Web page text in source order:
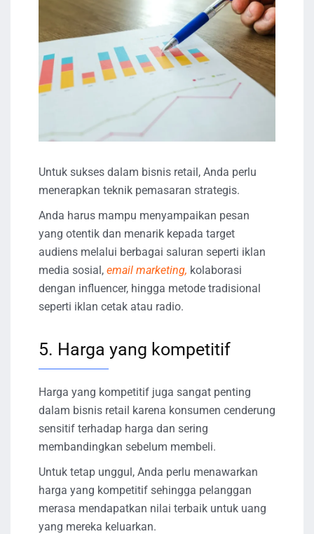
Untuk sukses dalam bisnis retail, Anda perlu
menerapkan teknik pemasaran strategis.
Anda harus mampu menyampaikan pesan
yang otentik dan menarik kepada target
audiens melalui berbagai saluran seperti iklan
media sosial, email marketing, kolaborasi
dengan influencer, hingga metode tradisional
seperti iklan cetak atau radio.
5. Harga yang kompetitif
Harga yang kompetitif juga sangat penting
dalam bisnis retail karena konsumen cenderung
sensitif terhadap harga dan sering
membandingkan sebelum membeli.
Untuk tetap unggul, Anda perlu menawarkan
harga yang kompetitif sehingga pelanggan
merasa mendapatkan nilai terbaik untuk uang
yang mereka keluarkan.